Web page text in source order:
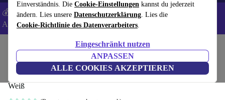
Einverständnis. Die Cookie-Einstellungen kannst du jederzeit
ändern. Lies unsere Datenschutzerklärung. Lies die
Cookie-Richtlinie des Datenverarbeiters.
Eingeschränkt nutzen
ANPASSEN
ALLE COOKIES AKZEPTIEREN
💰 Extra -5% auf Samsung- und Google-Smartphones - Code:
ANDROID5 -AGB
Zubehör Computer Zubehör
AVM FRITZ!Repeater 1200
Weiß